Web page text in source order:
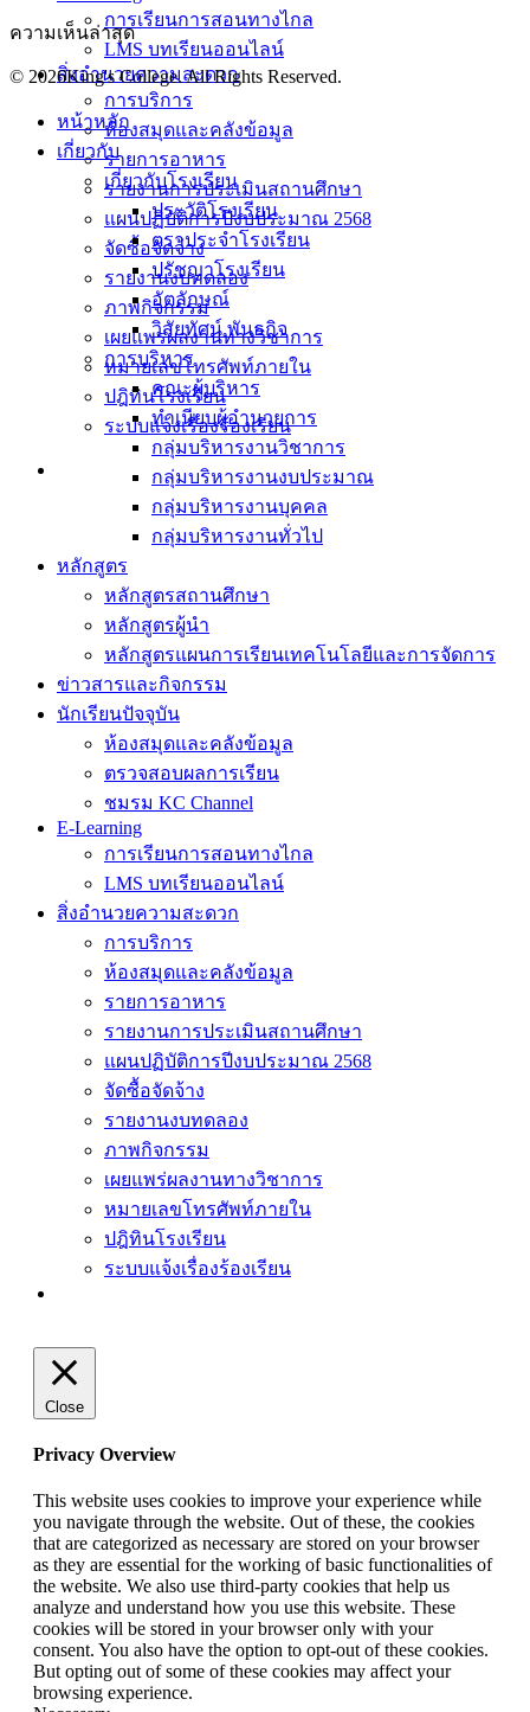
การเรียนการสอนทางไกล
LMS บทเรียนออนไลน์
สิ่งอำนวยความสะดวก
การบริการ
ห้องสมุดและคลังข้อมูล
รายการอาหาร
รายงานการประเมินสถานศึกษา
แผนปฏิบัติการปีงบประมาณ 2568
จัดซื้อจัดจ้าง
รายงานงบทดลอง
ภาพกิจกรรม
เผยแพร่ผลงานทางวิชาการ
หมายเลขโทรศัพท์ภายใน
ปฎิทินโรงเรียน
ระบบแจ้งเรื่องร้องเรียน
ความเห็นล่าสุด
© 2026King's College. All Rights Reserved.
หน้าหลัก
เกี่ยวกับ
เกี่ยวกับโรงเรียน
ประวัติโรงเรียน
ตราประจำโรงเรียน
ปรัชญาโรงเรียน
อัตลักษณ์
วิสัยทัศน์ พันธกิจ
การบริหาร
คณะผู้บริหาร
ทำเนียบผู้อำนวยการ
กลุ่มบริหารงานวิชาการ
กลุ่มบริหารงานงบประมาณ
กลุ่มบริหารงานบุคคล
กลุ่มบริหารงานทั่วไป
หลักสูตร
หลักสูตรสถานศึกษา
หลักสูตรผู้นำ
หลักสูตรแผนการเรียนเทคโนโลยีและการจัดการ
ข่าวสารและกิจกรรม
นักเรียนปัจจุบัน
ห้องสมุดและคลังข้อมูล
ตรวจสอบผลการเรียน
ชมรม KC Channel
E-Learning
การเรียนการสอนทางไกล
LMS บทเรียนออนไลน์
สิ่งอำนวยความสะดวก
การบริการ
ห้องสมุดและคลังข้อมูล
รายการอาหาร
รายงานการประเมินสถานศึกษา
แผนปฏิบัติการปีงบประมาณ 2568
จัดซื้อจัดจ้าง
รายงานงบทดลอง
ภาพกิจกรรม
เผยแพร่ผลงานทางวิชาการ
หมายเลขโทรศัพท์ภายใน
ปฎิทินโรงเรียน
ระบบแจ้งเรื่องร้องเรียน
Close
Privacy Overview
This website uses cookies to improve your experience while
you navigate through the website. Out of these, the cookies
that are categorized as necessary are stored on your browser
as they are essential for the working of basic functionalities of
the website. We also use third-party cookies that help us
analyze and understand how you use this website. These
cookies will be stored in your browser only with your
consent. You also have the option to opt-out of these cookies.
But opting out of some of these cookies may affect your
browsing experience.